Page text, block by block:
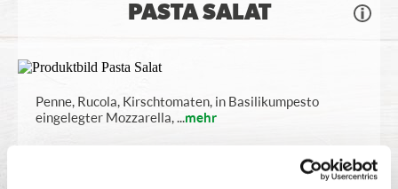
PASTA SALAT
Penne, Rucola, Kirschtomaten, in Basilikumpesto
eingelegter Mozzarella,...mehr